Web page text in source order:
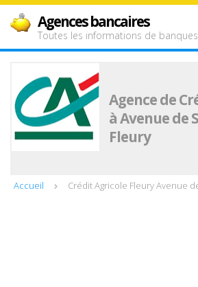
Agences bancaires
Toutes les informations de
Agence de
à Avenue de
Fleury
Accueil Crédit Agricole Fleury Avenue